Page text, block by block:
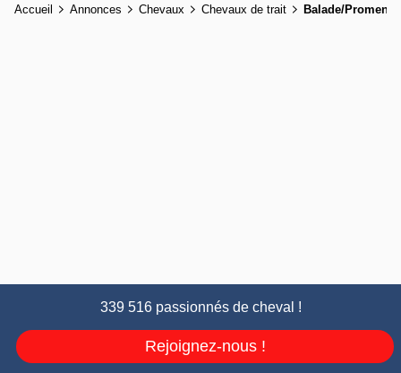
Accueil Annonces Chevaux Chevaux de trait Balade/
339 516 passionnés de cheval !
Rejoignez-nous !